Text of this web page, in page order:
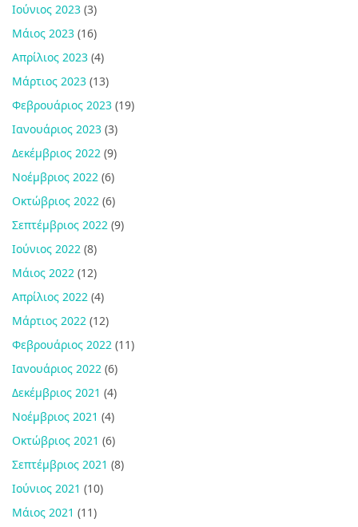
Ιούνιος 2023 (3)
Μάιος 2023 (16)
Απρίλιος 2023 (4)
Μάρτιος 2023 (13)
Φεβρουάριος 2023 (19)
Ιανουάριος 2023 (3)
Δεκέμβριος 2022 (9)
Νοέμβριος 2022 (6)
Οκτώβριος 2022 (6)
Σεπτέμβριος 2022 (9)
Ιούνιος 2022 (8)
Μάιος 2022 (12)
Απρίλιος 2022 (4)
Μάρτιος 2022 (12)
Φεβρουάριος 2022 (11)
Ιανουάριος 2022 (6)
Δεκέμβριος 2021 (4)
Νοέμβριος 2021 (4)
Οκτώβριος 2021 (6)
Σεπτέμβριος 2021 (8)
Ιούνιος 2021 (10)
Μάιος 2021 (11)